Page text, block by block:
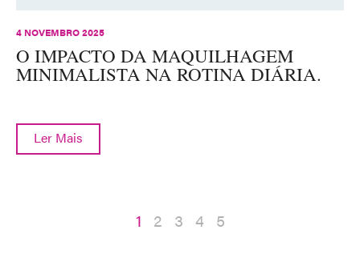
4 NOVEMBRO 2025
O IMPACTO DA MAQUILHAGEM
MINIMALISTA NA ROTINA DIÁRIA.
Ler Mais
1 2 3 4 5